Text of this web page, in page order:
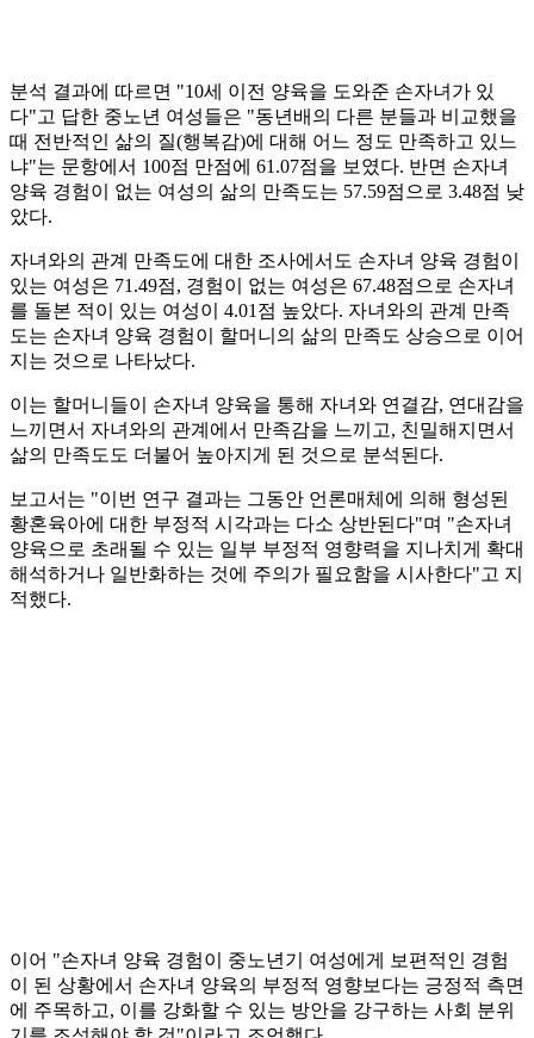
분석 결과에 따르면 "10세 이전 양육을 도와준 손자녀가 있
다"고 답한 중노년 여성들은 "동년배의 다른 분들과 비교했을
때 전반적인 삶의 질(행복감)에 대해 어느 정도 만족하고 있느
냐"는 문항에서 100점 만점에 61.07점을 보였다. 반면 손자녀
양육 경험이 없는 여성의 삶의 만족도는 57.59점으로 3.48점 낮
았다.
자녀와의 관계 만족도에 대한 조사에서도 손자녀 양육 경험이
있는 여성은 71.49점, 경험이 없는 여성은 67.48점으로 손자녀
를 돌본 적이 있는 여성이 4.01점 높았다. 자녀와의 관계 만족
도는 손자녀 양육 경험이 할머니의 삶의 만족도 상승으로 이어
지는 것으로 나타났다.
이는 할머니들이 손자녀 양육을 통해 자녀와 연결감, 연대감을
느끼면서 자녀와의 관계에서 만족감을 느끼고, 친밀해지면서
삶의 만족도도 더불어 높아지게 된 것으로 분석된다.
보고서는 "이번 연구 결과는 그동안 언론매체에 의해 형성된
황혼육아에 대한 부정적 시각과는 다소 상반된다"며 "손자녀
양육으로 초래될 수 있는 일부 부정적 영향력을 지나치게 확대
해석하거나 일반화하는 것에 주의가 필요함을 시사한다"고 지
적했다.
이어 "손자녀 양육 경험이 중노년기 여성에게 보편적인 경험
이 된 상황에서 손자녀 양육의 부정적 영향보다는 긍정적 측면
에 주목하고, 이를 강화할 수 있는 방안을 강구하는 사회 분위